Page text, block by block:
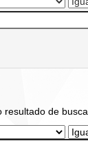
de busca.